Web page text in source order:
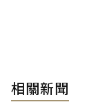
相關新聞